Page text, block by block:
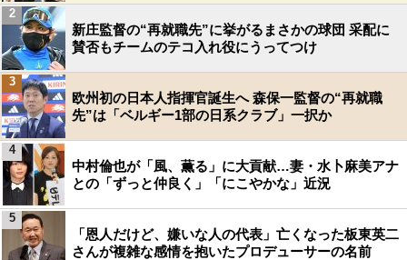
新庄監督の“再就職先”に挙がるまさかの球団 采配に
賛否もチームのテコ入れ役にうってつけ
2
欧州初の日本人指揮官誕生へ 森保一監督の“再就職
先”は「ベルギー1部の日系クラブ」一択か
3
中村倫也が「風、薫る」に大貢献…妻・水卜麻美アナ
との「ずっと仲良く」「にこやかな」近況
4
「恩人だけど、嫌いな人の代表」亡くなった板東英二
さんが複雑な感情を抱いたプロデューサーの名前
5